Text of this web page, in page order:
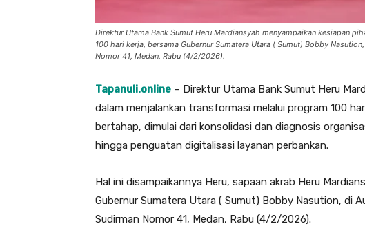
Direktur Utama Bank Sumut Heru Mardiansyah menyampaikan kesiapan
100 hari kerja, bersama Gubernur Sumatera Utara ( Sumut) Bobby
Nomor 41, Medan, Rabu (4/2/2026).
Tapanuli.online – Direktur Utama Bank Sumut Heru
dalam menjalankan transformasi melalui program 100
bertahap, dimulai dari konsolidasi dan diagnosis
hingga penguatan digitalisasi layanan perbankan.
Hal ini disampaikannya Heru, sapaan akrab Heru
Gubernur Sumatera Utara ( Sumut) Bobby Nasution, di
Sudirman Nomor 41, Medan, Rabu (4/2/2026).